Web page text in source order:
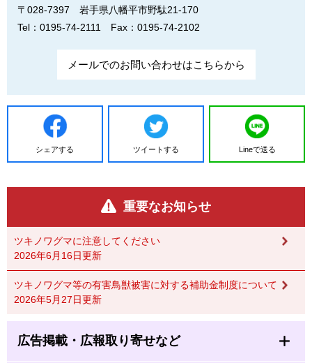
〒028-7397
岩手県八幡平市野駄21-170
Tel：0195-74-2111
Fax：0195-74-2102
メールでのお問い合わせはこちらから
シェアする ツイートする Lineで送る
重要なお知らせ
ツキノワグマに注意してください
2026年6月16日更新
ツキノワグマ等の有害鳥獣被害に対する補助金制度について
2026年5月27日更新
広告掲載・広報取り寄せなど